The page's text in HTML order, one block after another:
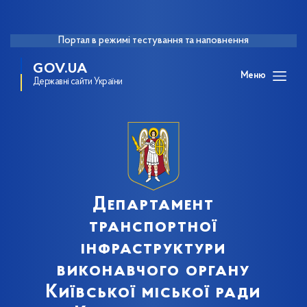
Портал в режимі тестування та наповнення
GOV.UA
Державні сайти України
Меню
Департамент
транспортної
інфраструктури
виконавчого органу
Київської міської ради